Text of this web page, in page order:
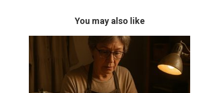
You may also like